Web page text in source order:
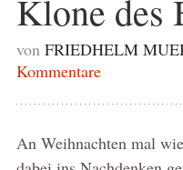
Klone des
von FRIEDHELM
Kommentare
An Weihnachten mal